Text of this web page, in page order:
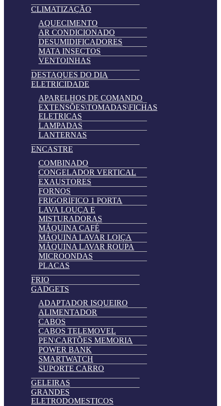
CLIMATIZAÇÃO
AQUECIMENTO
AR CONDICIONADO
DESUMIDIFICADORES
MATA INSECTOS
VENTOINHAS
DESTAQUES DO DIA
ELETRICIDADE
APARELHOS DE COMANDO
EXTENSÕES\TOMADAS\FICHAS
ELETRICAS
LAMPADAS
LANTERNAS
ENCASTRE
COMBINADO
CONGELADOR VERTICAL
EXAUSTORES
FORNOS
FRIGORIFICO 1 PORTA
LAVA LOUÇA E
MISTURADORAS
MÁQUINA CAFÉ
MÁQUINA LAVAR LOIÇA
MÁQUINA LAVAR ROUPA
MICROONDAS
PLACAS
FRIO
GADGETS
ADAPTADOR ISQUEIRO
ALIMENTADOR
CABOS
CABOS TELEMOVEL
PEN\CARTÕES MEMORIA
POWER BANK
SMARTWATCH
SUPORTE CARRO
GELEIRAS
GRANDES
ELETRODOMESTICOS